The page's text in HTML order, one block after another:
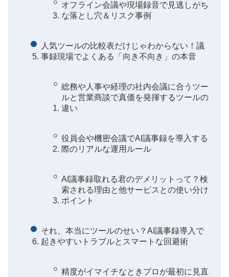
オフライン会議や現場録音で見逃しがち
な落とし穴＆リスク事例
人気ツールの比較表だけじゃわからない！議
事録現場でよくある「向き不向き」の本音
総務や人事や経理の社内会議に合うツー
ルと営業商談で真価を発揮するツールの
違い
役員会や機密会議でAI議事録を導入する
際のリアルな運用ルール
AI議事録取れる君のデメリットって？検
索される理由と他サービスとの使い分け
ポイント
それ、本当にツールのせい？AI議事録導入で
起きやすいトラブルとスマートな回避術
精度がイマイチなときプロが最初に見直